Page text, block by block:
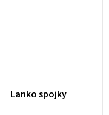
Lanko spojky